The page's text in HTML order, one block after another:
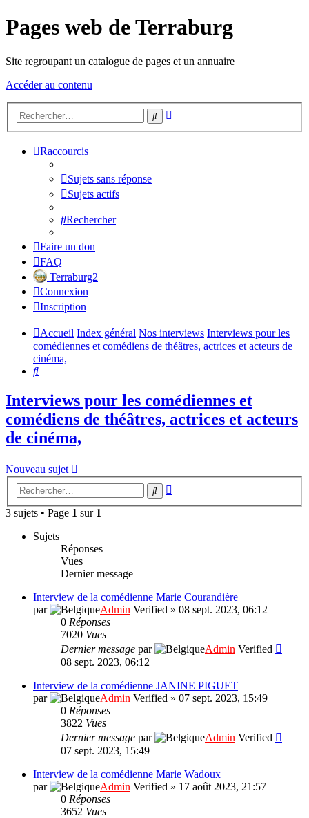
Pages web de Terraburg
Site regroupant un catalogue de pages et un annuaire
Accéder au contenu
Rechercher
Raccourcis
Sujets sans réponse
Sujets actifs
Rechercher
Faire un don
FAQ
Terraburg2
Connexion
Inscription
Accueil Index général Nos interviews Interviews pour les
comédiennes et comédiens de théâtres, actrices et acteurs de
cinéma,
Rechercher
Interviews pour les comédiennes et
comédiens de théâtres, actrices et acteurs
de cinéma,
Nouveau sujet
Rechercher
3 sujets • Page 1 sur 1
Sujets
Réponses
Vues
Dernier message
Interview de la comédienne Marie Courandière
par
Admin Verified » 08 sept. 2023, 06:12
0 Réponses
7020 Vues
Dernier message par Admin Verified
08 sept. 2023, 06:12
Interview de la comédienne JANINE PIGUET
par
Admin Verified » 07 sept. 2023, 15:49
0 Réponses
3822 Vues
Dernier message par Admin Verified
07 sept. 2023, 15:49
Interview de la comédienne Marie Wadoux
par
Admin Verified » 17 août 2023, 21:57
0 Réponses
3652 Vues